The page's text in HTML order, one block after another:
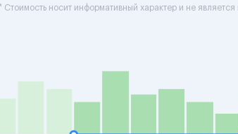
Стоимость носит информативный характер и не